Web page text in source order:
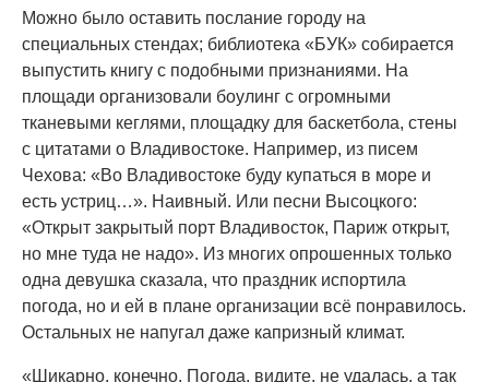
Можно было оставить послание городу на
специальных стендах; библиотека «БУК» собирается
выпустить книгу с подобными признаниями. На
площади организовали боулинг с огромными
тканевыми кеглями, площадку для баскетбола, стены
с цитатами о Владивостоке. Например, из писем
Чехова: «Во Владивостоке буду купаться в море и
есть устриц…». Наивный. Или песни Высоцкого:
«Открыт закрытый порт Владивосток, Париж открыт,
но мне туда не надо». Из многих опрошенных только
одна девушка сказала, что праздник испортила
погода, но и ей в плане организации всё понравилось.
Остальных не напугал даже капризный климат.
«Шикарно, конечно. Погода, видите, не удалась, а так